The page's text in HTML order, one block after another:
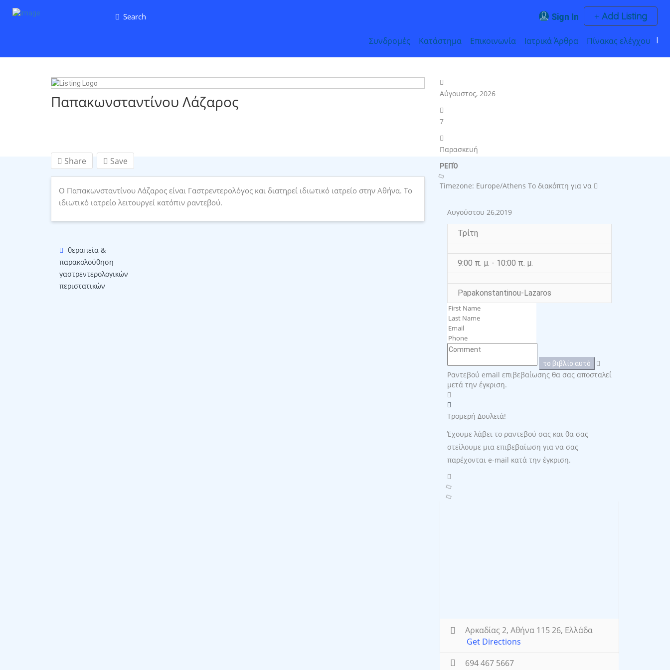
Search Sign In Add Listing
Συνδρομές Κατάστημα Επικοινωνία Ιατρικά Άρθρα Πίνακας ελέγχου
Παπακωνσταντίνου Λάζαρος
Share Save
Ο Παπακωνσταντίνου Λάζαρος είναι Γαστρεντερολόγος και διατηρεί ιδιωτικό ιατρείο στην Αθήνα. Το
ιδιωτικό ιατρείο λειτουργεί κατόπιν ραντεβού.
θεραπεία &
παρακολούθηση
γαστρεντερολογικών
περιστατικών
Αύγουστος, 2026
7
Παρασκευή
ΡΕΠΌ
Timezone: Europe/Athens Το διακόπτη για να
Αυγούστου 26,2019
Τρίτη
9:00 π. μ. - 10:00 π. μ.
Papakonstantinou-Lazaros
το βιβλίο αυτό
Ραντεβού email επιβεβαίωσης θα σας αποσταλεί
μετά την έγκριση.
Τρομερή Δουλειά!
Έχουμε λάβει το ραντεβού σας και θα σας
στείλουμε μια επιβεβαίωση για να σας
παρέχονται e-mail κατά την έγκριση.
Αρκαδίας 2, Αθήνα 115 26, Ελλάδα
Get Directions
694 467 5667